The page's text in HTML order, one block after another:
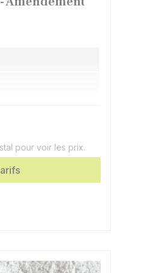
(compacté)
caractéristiques
pour voir les prix.